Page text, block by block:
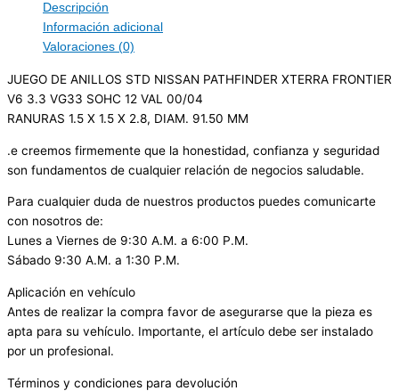
Descripción
Información adicional
Valoraciones (0)
JUEGO DE ANILLOS STD NISSAN PATHFINDER XTERRA FRONTIER
V6 3.3 VG33 SOHC 12 VAL 00/04
RANURAS 1.5 X 1.5 X 2.8, DIAM. 91.50 MM
.e creemos firmemente que la honestidad, confianza y seguridad
son fundamentos de cualquier relación de negocios saludable.
Para cualquier duda de nuestros productos puedes comunicarte
con nosotros de:
Lunes a Viernes de 9:30 A.M. a 6:00 P.M.
Sábado 9:30 A.M. a 1:30 P.M.
Aplicación en vehículo
Antes de realizar la compra favor de asegurarse que la pieza es
apta para su vehículo. Importante, el artículo debe ser instalado
por un profesional.
Términos y condiciones para devolución